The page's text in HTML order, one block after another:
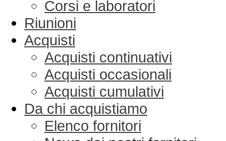
Corsi e laboratori
Riunioni
Acquisti
Acquisti continuativi
Acquisti occasionali
Acquisti cumulativi
Da chi acquistiamo
Elenco fornitori